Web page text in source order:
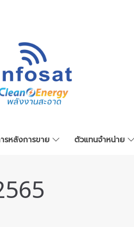
รหลังการขาย ตัวแทนจำหน่าย